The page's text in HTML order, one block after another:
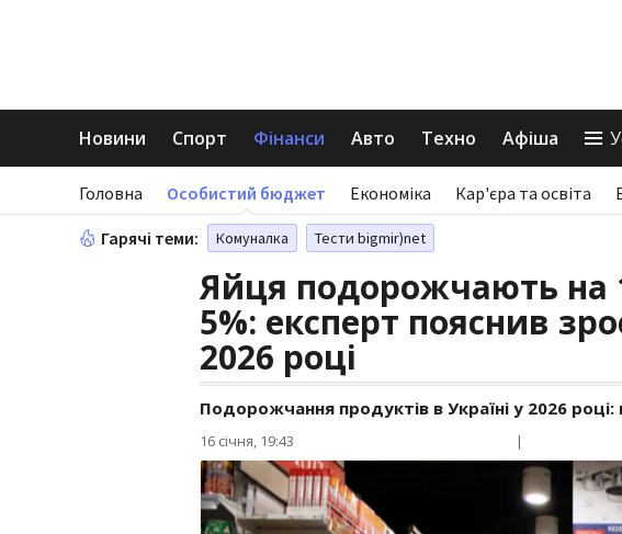
Новини Спорт Фінанси Авто Техно Афіша
Головна Особистий бюджет Економіка Кар'єра та освіта
Гарячі теми: Комуналка Тести bigmir)net
Яйця подорожчають на
5%: експерт пояснив
2026 році
Подорожчання продуктів в Україні у 2026
16 січня, 19:43 |